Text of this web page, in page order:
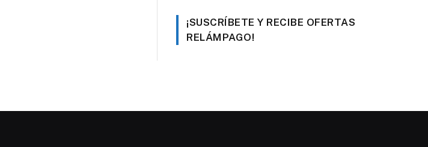
¡SUSCRÍBETE Y RECIBE OFERTAS
RELÁMPAGO!